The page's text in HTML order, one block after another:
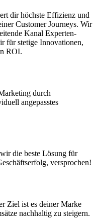
dir höchste Effizienz und
Customer Journeys. Wir
Kanal Experten-
für stetige Innovationen,
ROI.
durch
angepasstes
die beste Lösung für
versprochen!
Ziel ist es deiner Marke
nachhaltig zu steigern.